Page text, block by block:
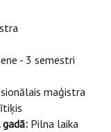
- 3 semestri
maģistra
Pilna laika